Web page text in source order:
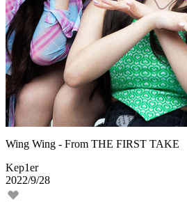
Wing Wing - From THE FIRST TAKE
Kep1er
2022/9/28